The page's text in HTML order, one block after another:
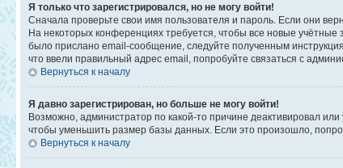
Я только что зарегистрировался, но не могу войти!
Сначала проверьте свои имя пользователя и пароль. Если они
На некоторых конференциях требуется, чтобы все новые
было прислано email-сообщение, следуйте полученным
что ввели правильный адрес email, попробуйте связаться с
Вернуться к началу
Я давно зарегистрирован, но больше не могу войти!
Возможно, администратор по какой-то причине деактивировал
чтобы уменьшить размер базы данных. Если это произошло,
Вернуться к началу